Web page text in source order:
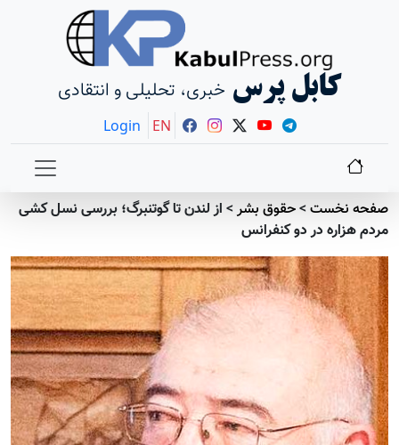
کابل پرس خبری، تحلیلی و انتقادی
Login EN
صفحه نخست>حقوق بشر> از لندن تا گوتنبرگ؛ بررسی نسل کشی
مردم هزاره در دو کنفرانس